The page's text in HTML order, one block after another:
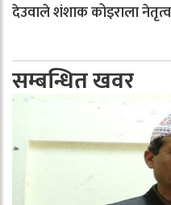
देउवाले शंशाक कोइराला
सम्बन्धित खवर